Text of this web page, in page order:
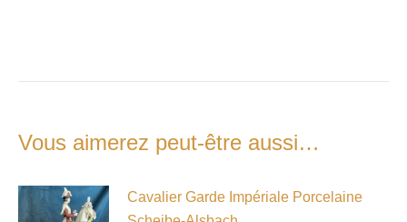
Vous aimerez peut-être aussi…
Cavalier Garde Impériale Porcelaine